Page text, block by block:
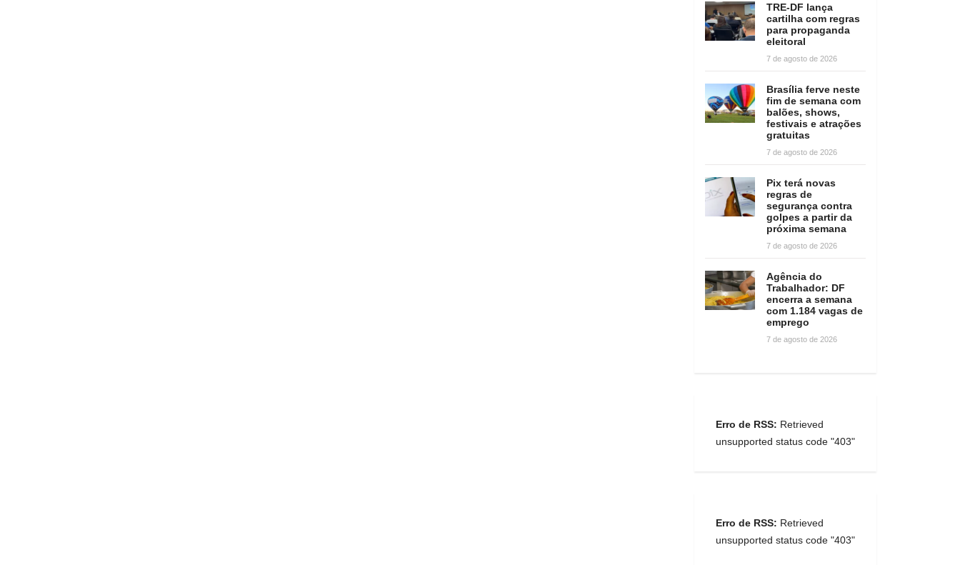
TRE-DF lança
cartilha com regras
para propaganda
eleitoral
7 de agosto de 2026
Brasília ferve neste
fim de semana com
balões, shows,
festivais e atrações
gratuitas
7 de agosto de 2026
Pix terá novas
regras de
segurança contra
golpes a partir da
próxima semana
7 de agosto de 2026
Agência do
Trabalhador: DF
encerra a semana
com 1.184 vagas de
emprego
7 de agosto de 2026
Erro de RSS: Retrieved
unsupported status code "403"
Erro de RSS: Retrieved
unsupported status code "403"